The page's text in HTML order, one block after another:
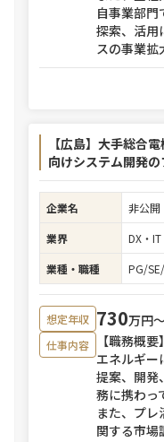
自事業部門
探索、活用
スの事業拡
【広島】大手総合
向けシステム開発
企業名
非公開
業界
DX・IT
業種・職種
PG/
想定年収 730万円〜
仕事内容
【職務概要】
エネルギー
提案、開発
務に携わっ
また、プ
関する市場